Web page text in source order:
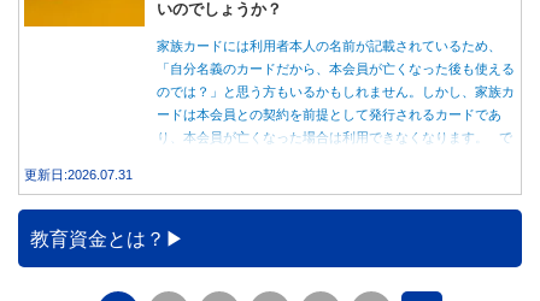
いのでしょうか？
家族カードには利用者本人の名前が記載されているため、
「自分名義のカードだから、本会員が亡くなった後も使える
のでは？」と思う方もいるかもしれません。しかし、家族カ
ードは本会員との契約を前提として発行されるカードであ
り、本会員が亡くなった場合は利用できなくなります。 で
族が行うべき手続きについて分かりやすく解説します。
更新日:2026.07.31
教育資金とは？